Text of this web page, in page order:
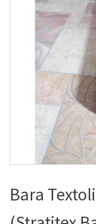
Bara